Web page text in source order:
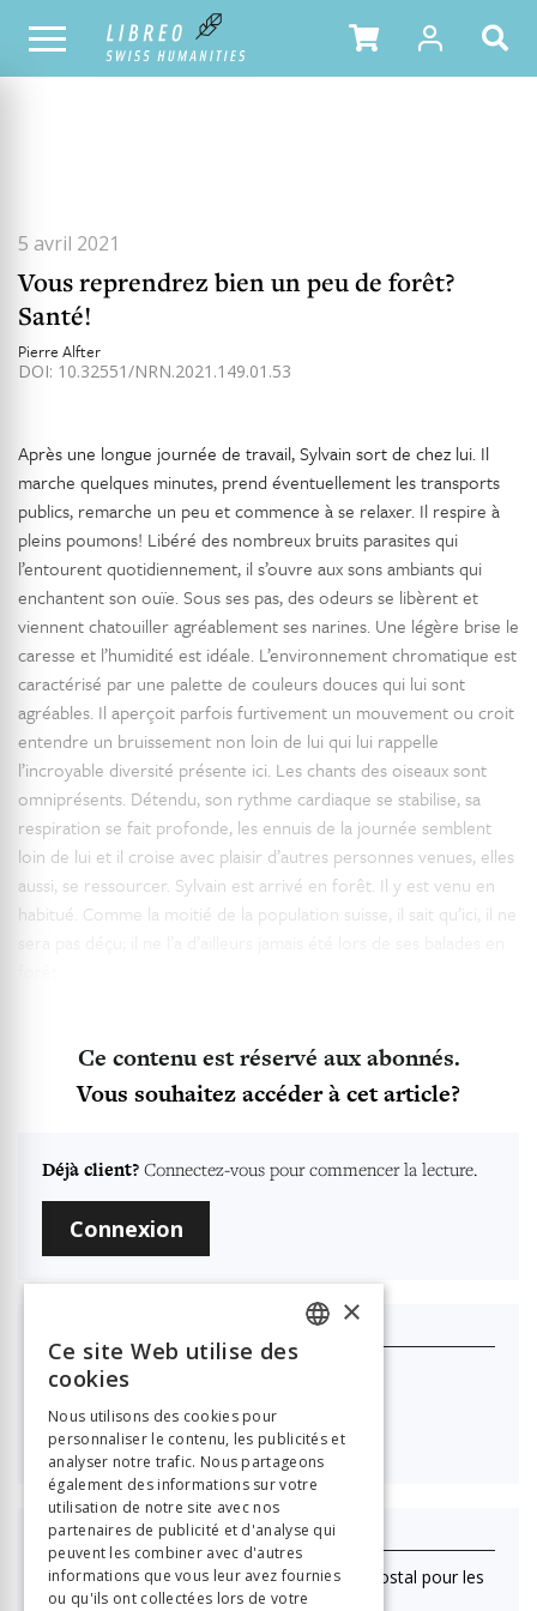
TOUS LES NUMÉROS SOMMAIRE DU NUMÉRO
5 avril 2021
Vous reprendrez bien un peu de forêt?
Santé!
Pierre Alfter
DOI: 10.32551/NRN.2021.149.01.53
Après une longue journée de travail, Sylvain sort de chez lui. Il
marche quelques minutes, prend éventuellement les transports
publics, remarche un peu et commence à se relaxer. Il respire à
pleins poumons! Libéré des nombreux bruits parasites qui
l’entourent quotidiennement, il s’ouvre aux sons ambiants qui
enchantent son ouïe. Sous ses pas, des odeurs se libèrent et
viennent chatouiller agréablement ses narines. Une légère brise le
caresse et l’humidité est idéale. L’environnement chromatique est
caractérisé par une palette de couleurs douces qui lui sont
agréables. Il aperçoit parfois furtivement un mouvement ou croit
entendre un bruissement non loin de lui qui lui rappelle
l’incroyable diversité présente ici. Les chants des oiseaux sont
omniprésents. Détendu, son rythme cardiaque se stabilise, sa
respiration se fait profonde, les ennuis de la journée semblent
loin de lui et il croise avec plaisir d’autres personnes venues, elles
aussi, se ressourcer. Sylvain est arrivé en forêt. Il y est venu en
habitué. Comme la moitié de la population suisse, il sait qu’ici, il ne
Ce contenu est réservé aux abonnés.
Vous souhaitez accéder à cet article?
Déjà client? Connectez-vous pour commencer la lecture.
Connexion
Je m'abonne
Nouvelle Revue Neuchâteloise
40.00 
J'achète ce numéro
(Lecture en ligne uniquement. Pas d'envoi postal pour les
achats au numéro)
ITALIAN
×
Ce site Web utilise des
cookies
Nous utilisons des cookies pour
personnaliser le contenu, les publicités et
analyser notre trafic. Nous partageons
également des informations sur votre
utilisation de notre site avec nos
partenaires de publicité et d'analyse qui
peuvent les combiner avec d'autres
informations que vous leur avez fournies
ou qu'ils ont collectées lors de votre